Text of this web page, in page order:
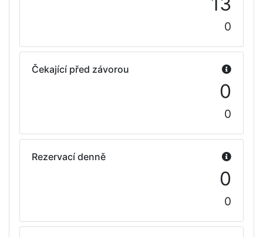
0
Čekající před závorou
0
0
Rezervací denně
0
0